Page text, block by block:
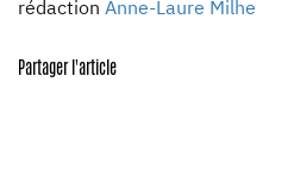
rédaction Anne-Laure Milhe
Partager l'article